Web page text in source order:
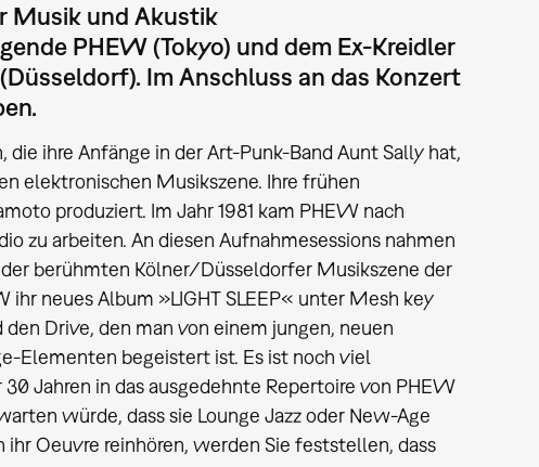
Musik und Akustik
PHEW (Tokyo) und dem Ex-Kreidler
Im Anschluss an das Konzert
ihre Anfänge in der Art-Punk-Band Aunt Sally hat,
elektronischen Musikszene. Ihre frühen
produziert. Im Jahr 1981 kam PHEW nach
zu arbeiten. An diesen Aufnahmesessions nahmen
der berühmten Kölner/Düsseldorfer Musikszene der
neues Album »LIGHT SLEEP« unter Mesh key
Drive, den man von einem jungen, neuen
Elementen begeistert ist. Es ist noch viel
Jahren in das ausgedehnte Repertoire von PHEW
würde, dass sie Lounge Jazz oder New-Age
Oeuvre reinhören, werden Sie feststellen, dass